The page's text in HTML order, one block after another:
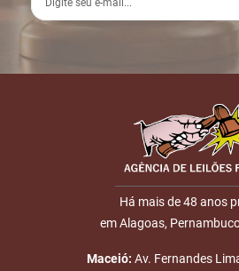
Há mais de 48 anos
em Alagoas,
Maceió: Av. Fernandes